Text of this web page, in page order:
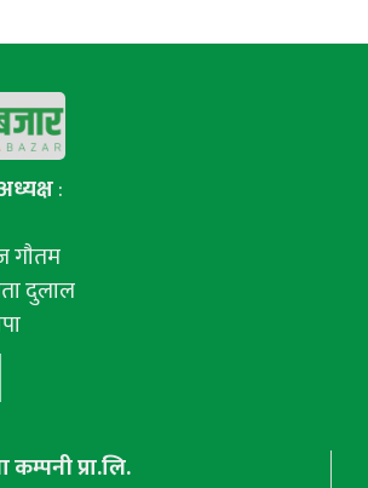
:
गाैतम
दुलाल
प्रा.लि.